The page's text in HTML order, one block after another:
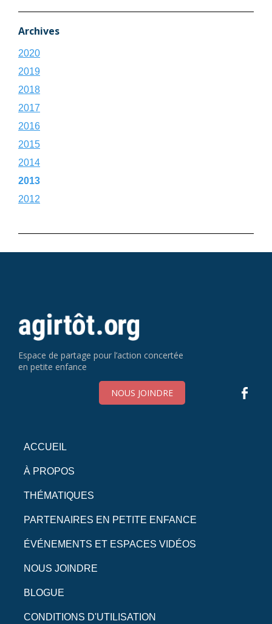
Archives
2020
2019
2018
2017
2016
2015
2014
2013
2012
Espace de partage pour l’action concertée
en petite enfance
NOUS JOINDRE
ACCUEIL
À PROPOS
THÉMATIQUES
PARTENAIRES EN PETITE ENFANCE
ÉVÉNEMENTS ET ESPACES VIDÉOS
NOUS JOINDRE
BLOGUE
CONDITIONS D'UTILISATION